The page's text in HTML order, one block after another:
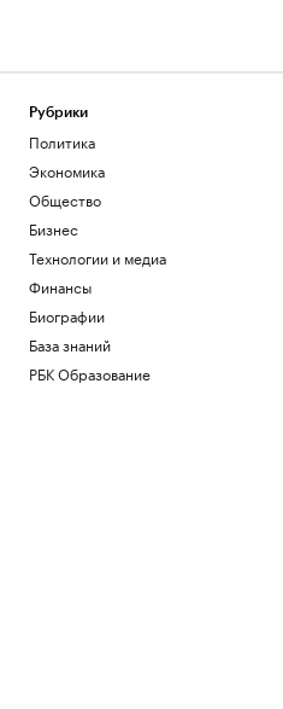
Рубрики
Политика
Экономика
Общество
Бизнес
Технологии и медиа
Финансы
Биографии
База знаний
РБК Образование